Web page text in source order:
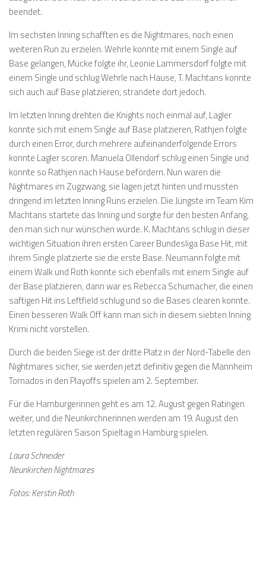
beendet.
Im sechsten Inning schafften es die Nightmares, noch einen
weiteren Run zu erzielen. Wehrle konnte mit einem Single auf
Base gelangen, Mücke folgte ihr, Leonie Lammersdorf folgte mit
einem Single und schlug Wehrle nach Hause, T. Machtans konnte
sich auch auf Base platzieren, strandete dort jedoch.
Im letzten Inning drehten die Knights noch einmal auf, Lagler
konnte sich mit einem Single auf Base platzieren, Rathjen folgte
durch einen Error, durch mehrere aufeinanderfolgende Errors
konnte Lagler scoren. Manuela Ollendorf schlug einen Single und
konnte so Rathjen nach Hause befördern. Nun waren die
Nightmares im Zugzwang, sie lagen jetzt hinten und mussten
dringend im letzten Inning Runs erzielen. Die Jüngste im Team Kim
Machtans startete das Inning und sorgte für den besten Anfang,
den man sich nur wünschen würde. K. Machtans schlug in dieser
wichtigen Situation ihren ersten Career Bundesliga Base Hit, mit
ihrem Single platzierte sie die erste Base. Neumann folgte mit
einem Walk und Roth konnte sich ebenfalls mit einem Single auf
der Base platzieren, dann war es Rebecca Schumacher, die einen
saftigen Hit ins Leftfield schlug und so die Bases clearen konnte.
Einen besseren Walk Off kann man sich in diesem siebten Inning
Krimi nicht vorstellen.
Durch die beiden Siege ist der dritte Platz in der Nord-Tabelle den
Nightmares sicher, sie werden jetzt definitiv gegen die Mannheim
Tornados in den Playoffs spielen am 2. September.
Für die Hamburgerinnen geht es am 12. August gegen Ratingen
weiter, und die Neunkirchnerinnen werden am 19. August den
letzten regulären Saison Spieltag in Hamburg spielen.
Laura Schneider
Neunkirchen Nightmares
Fotos: Kerstin Roth